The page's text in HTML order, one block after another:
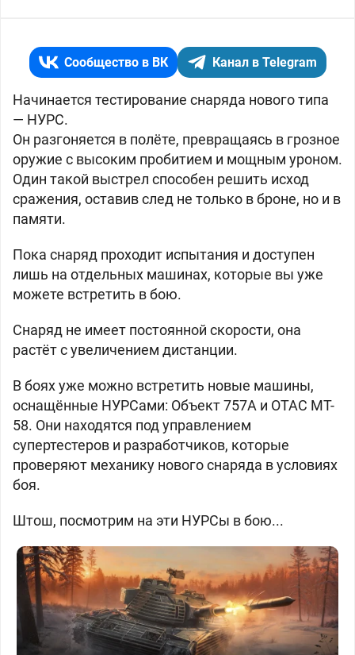
Сообщество в ВК Канал в Telegram
Начинается тестирование снаряда нового типа
— НУРС.
Он разгоняется в полёте, превращаясь в грозное
оружие с высоким пробитием и мощным уроном.
Один такой выстрел способен решить исход
сражения, оставив след не только в броне, но и в
памяти.
Пока снаряд проходит испытания и доступен
лишь на отдельных машинах, которые вы уже
можете встретить в бою.
Снаряд не имеет постоянной скорости, она
растёт с увеличением дистанции.
В боях уже можно встретить новые машины,
оснащённые НУРСами: Объект 757А и OTAC MT-
58. Они находятся под управлением
супертестеров и разработчиков, которые
проверяют механику нового снаряда в условиях
боя.
Штош, посмотрим на эти НУРСы в бою...